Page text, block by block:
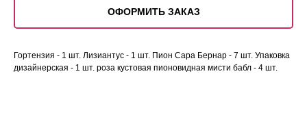
ОФОРМИТЬ ЗАКАЗ
Гортензия - 1 шт. Лизиантус - 1 шт. Пион Сара Бернар - 7 шт. Упаковка
дизайнерская - 1 шт. роза кустовая пионовидная мисти бабл - 4 шт.